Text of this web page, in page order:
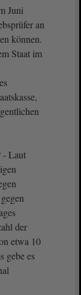
Juni
an
können.
Staat im
- Laut
der
etwa 10
gebe es